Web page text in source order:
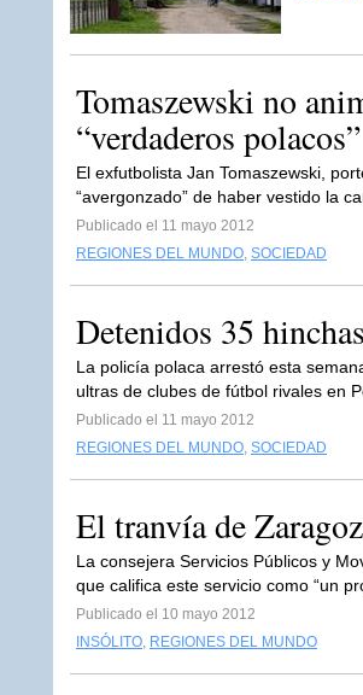
Tomaszewski no
“verdaderos polacos”
El exfutbolista Jan Tomaszewski,
“avergonzado” de haber vestido la
Publicado el 11 mayo 2012
REGIONES DEL MUNDO, SOCIEDAD
Detenidos 35
La policía polaca arrestó esta
ultras de clubes de fútbol rivales en
Publicado el 11 mayo 2012
REGIONES DEL MUNDO, SOCIEDAD
El tranvía de
La consejera Servicios Públicos y
que califica este servicio como “un
Publicado el 10 mayo 2012
INSÓLITO, REGIONES DEL MUNDO